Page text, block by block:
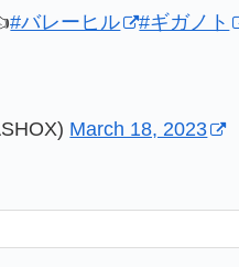
#バレーヒル
#ギガノト
March 18, 2023